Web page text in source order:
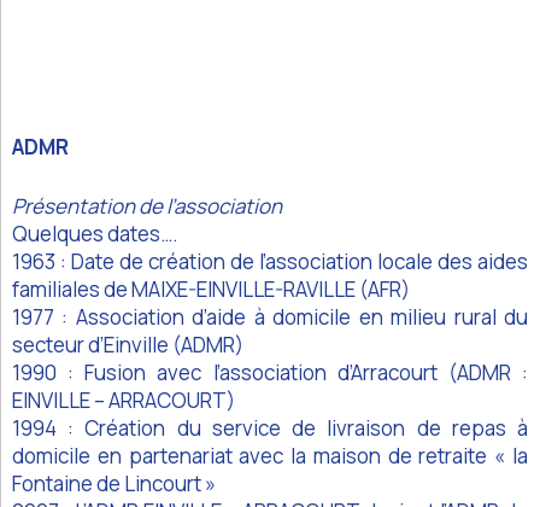
ADMR
Présentation de l’association
Quelques dates….
1963 : Date de création de l’association locale des aides
familiales de MAIXE-EINVILLE-RAVILLE (AFR)
1977 : Association d’aide à domicile en milieu rural du
secteur d’Einville (ADMR)
1990 : Fusion avec l’association d’Arracourt (ADMR :
EINVILLE – ARRACOURT)
1994 : Création du service de livraison de repas à
domicile en partenariat avec la maison de retraite « la
Fontaine de Lincourt »